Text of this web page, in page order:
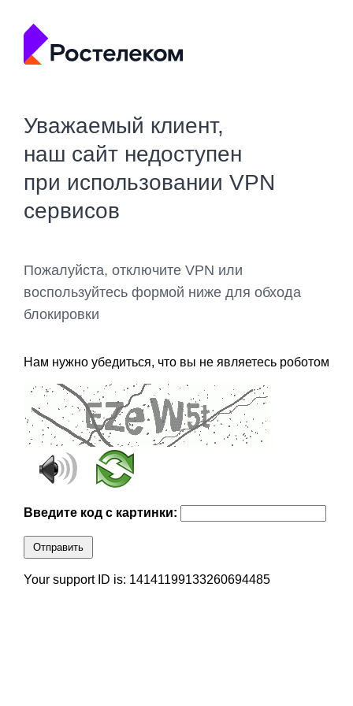
Уважаемый клиент,
наш сайт недоступен
при использовании VPN
сервисов
Пожалуйста, отключите VPN или
воспользуйтесь формой ниже для обхода
блокировки
Нам нужно убедиться, что вы не являетесь роботом
Введите код с картинки:
Отправить
Your support ID is: 14141199133260694485